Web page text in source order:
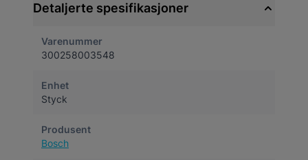
Detaljerte spesifikasjoner
Varenummer
300258003548
Enhet
Styck
Produsent
Bosch